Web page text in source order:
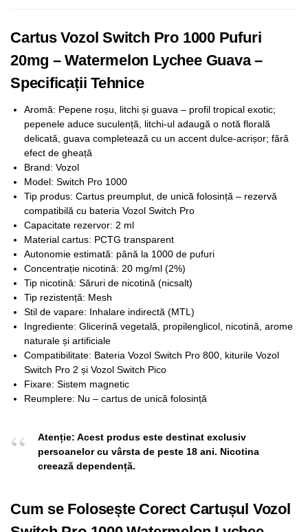
Cartus Vozol Switch Pro 1000 Pufuri
20mg – Watermelon Lychee Guava –
Specificații Tehnice
Aromă: Pepene roșu, litchi și guava – profil tropical exotic;
pepenele aduce suculență, litchi-ul adaugă o notă florală
delicată, guava completează cu un accent dulce-acrișor; fără
efect de gheață
Brand: Vozol
Model: Switch Pro 1000
Tip produs: Cartus preumplut, de unică folosință – rezervă
compatibilă cu bateria Vozol Switch Pro
Capacitate rezervor: 2 ml
Material cartus: PCTG transparent
Autonomie estimată: până la 1000 de pufuri
Concentrație nicotină: 20 mg/ml (2%)
Tip nicotină: Săruri de nicotină (nicsalt)
Tip rezistență: Mesh
Stil de vapare: Inhalare indirectă (MTL)
Ingrediente: Glicerină vegetală, propilenglicol, nicotină, arome
naturale și artificiale
Compatibilitate: Bateria Vozol Switch Pro 800, kiturile Vozol
Switch Pro 2 și Vozol Switch Pico
Fixare: Sistem magnetic
Reumplere: Nu – cartus de unică folosință
Atenție: Acest produs este destinat exclusiv
persoanelor cu vârsta de peste 18 ani. Nicotina
creează dependență.
Cum se Folosește Corect Cartușul Vozol